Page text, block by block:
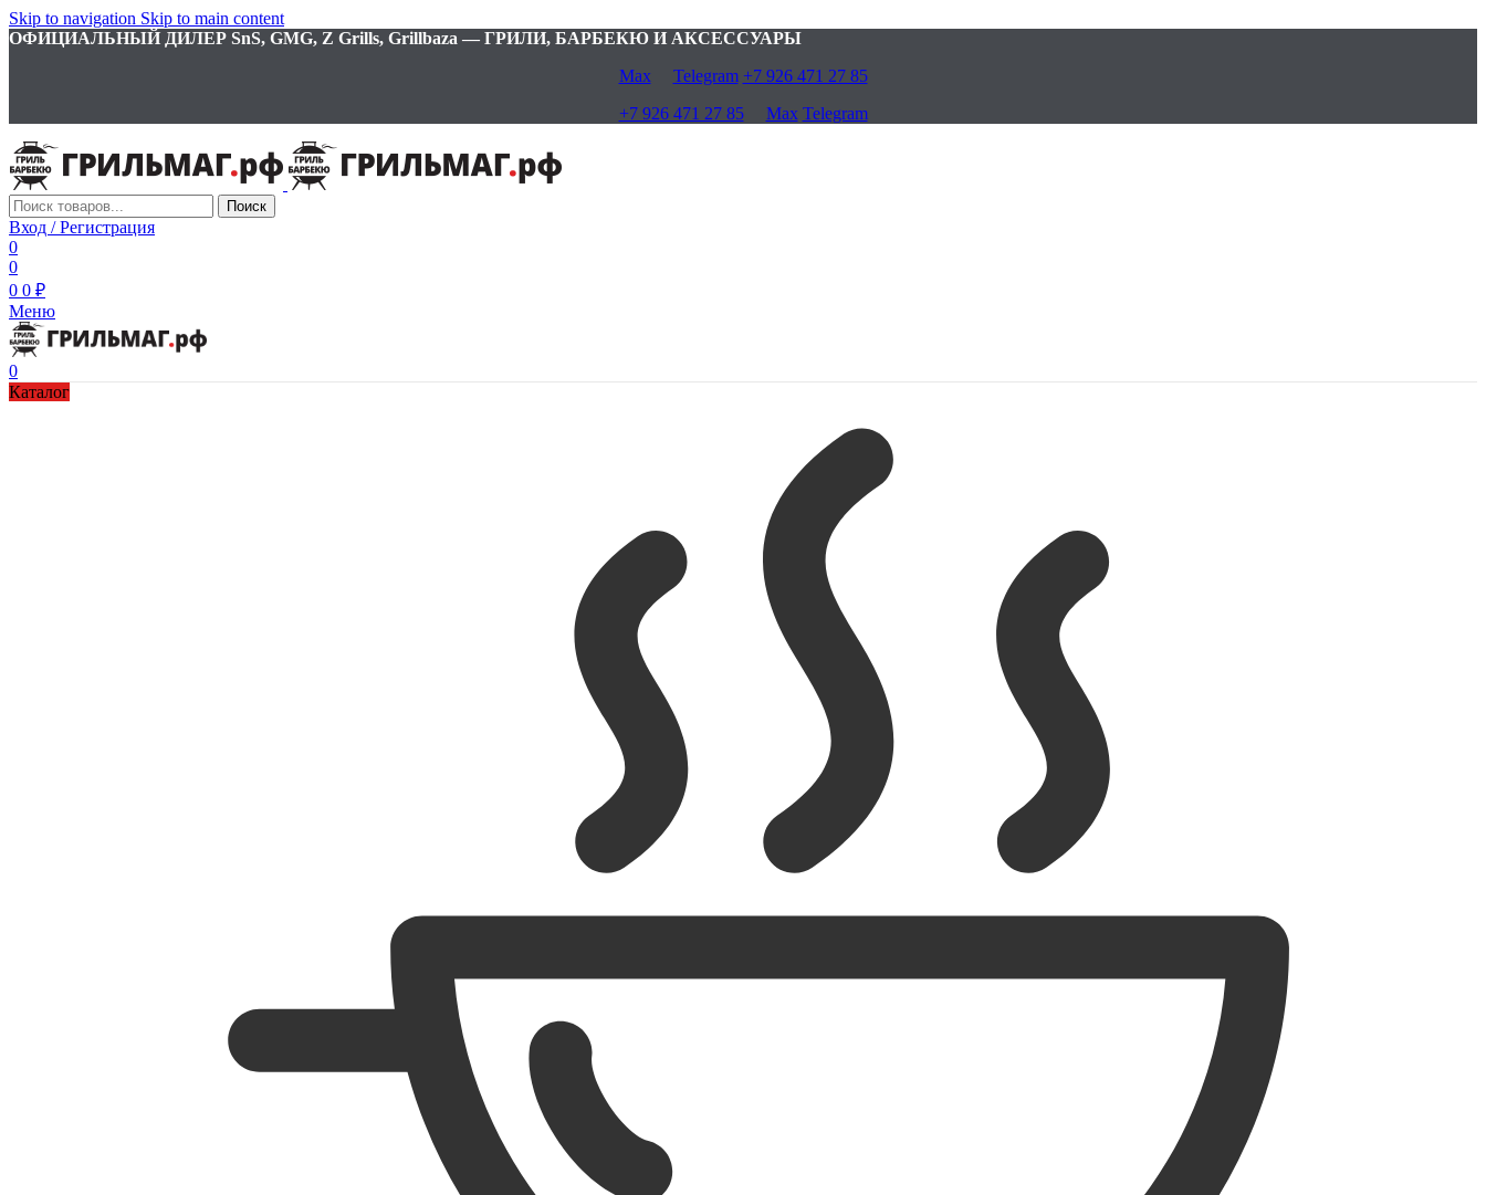
Skip to navigation Skip to main content
ОФИЦИАЛЬНЫЙ ДИЛЕР SnS, GMG, Z Grills, Grillbaza — ГРИЛИ, БАРБЕКЮ И АКСЕССУАРЫ
Max
Telegram +7 926 471 27 85
+7 926 471 27 85
Max Telegram
Поиск
Вход / Регистрация
0
0
0 0 ₽
Меню
0
Каталог